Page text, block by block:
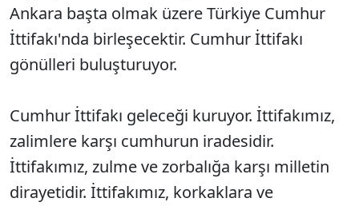
Ankara başta olmak üzere Türkiye Cumhur
İttifakı'nda birleşecektir. Cumhur İttifakı
gönülleri buluşturuyor.
Cumhur İttifakı geleceği kuruyor. İttifakımız,
zalimlere karşı cumhurun iradesidir.
İttifakımız, zulme ve zorbalığa karşı milletin
dirayetidir. İttifakımız, korkaklara ve